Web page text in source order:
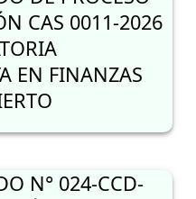
N° 024-CCD-
DE LA LENGUA
CCD-2026 EVALUACIÓN